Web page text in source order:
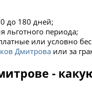
до 180 дней;
льготного периода;
или условно
Дмитрова или за
-